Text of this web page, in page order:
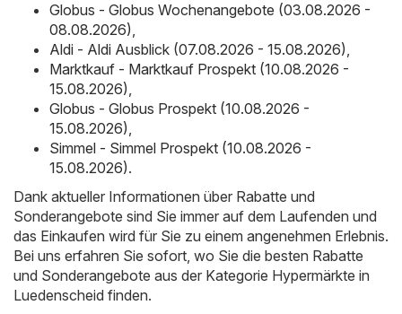
Globus - Globus Wochenangebote (03.08.2026 -
08.08.2026),
Aldi - Aldi Ausblick (07.08.2026 - 15.08.2026),
Marktkauf - Marktkauf Prospekt (10.08.2026 -
15.08.2026),
Globus - Globus Prospekt (10.08.2026 -
15.08.2026),
Simmel - Simmel Prospekt (10.08.2026 -
15.08.2026).
Dank aktueller Informationen über Rabatte und
Sonderangebote sind Sie immer auf dem Laufenden und
das Einkaufen wird für Sie zu einem angenehmen Erlebnis.
Bei uns erfahren Sie sofort, wo Sie die besten Rabatte
und Sonderangebote aus der Kategorie Hypermärkte in
Luedenscheid finden.